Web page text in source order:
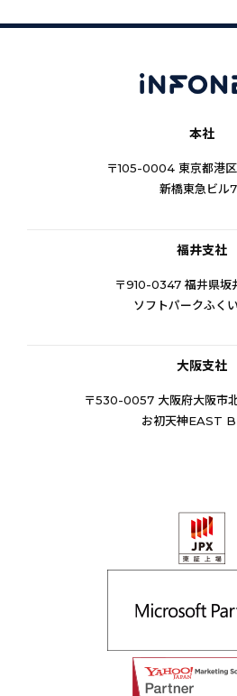
本社
〒105-0004 東京都港
新橋東急ビル
福井支社
〒910-0347 福井県坂
ソフトパークふく
大阪支社
〒530-0057 大阪府大阪市
お初天神EAST